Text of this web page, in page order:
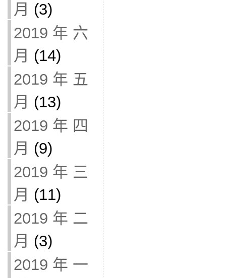
月 (3)
2019 年 六
月 (14)
2019 年 五
月 (13)
2019 年 四
月 (9)
2019 年 三
月 (11)
2019 年 二
月 (3)
2019 年 一